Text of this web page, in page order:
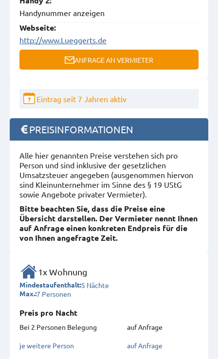
Handynummer anzeigen
Webseite:
http://www.Lueggerts.de
ANFRAGE AN VERMIETER
7 Eintrag seit 7 Jahren aktiv
PREISINFORMATIONEN
Alle hier genannten Preise verstehen sich pro
Person und sind inklusive der gesetzlichen
Umsatzsteuer angegeben (ausgenommen hiervon
sind Kleinunternehmer im Sinne des § 19 UStG
sowie Angebote privater Vermieter).
Bitte beachten Sie, dass die Preise eine
Übersicht darstellen. Der Vermieter nennt Ihnen
auf Anfrage einen konkreten Endpreis für die
von Ihnen angefragte Zeit.
1x Wohnung
Mindestaufenthalt:5 Nächte
Max.:7 Personen
Preis pro Nacht
Bei 2 Personen Belegung
auf Anfrage
je weitere Person auf Anfrage